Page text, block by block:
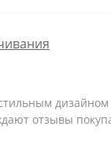
отзывы